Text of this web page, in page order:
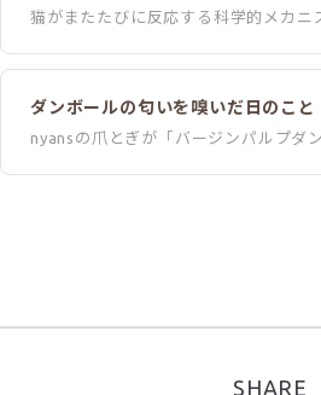
猫がまたたびに反応する科学的メカ
ダンボールの匂いを嗅いだ日のこと
nyansの爪とぎが「バージンパルプダ
SHARE